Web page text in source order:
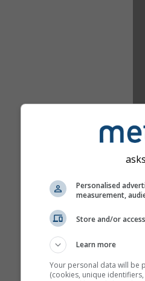
Personalised
measurement,
Store and/or
Learn more
Your personal data will be
(cookies, unique